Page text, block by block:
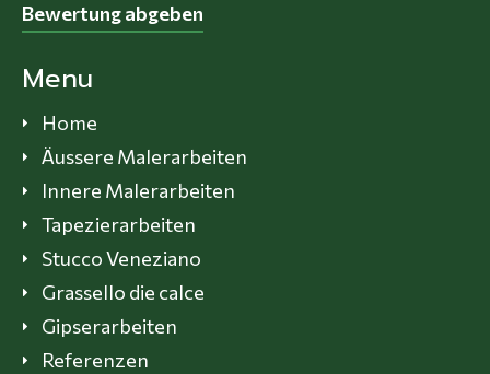
Bewertung abgeben
Menu
Home
Äussere Malerarbeiten
Innere Malerarbeiten
Tapezierarbeiten
Stucco Veneziano
Grassello die calce
Gipserarbeiten
Referenzen